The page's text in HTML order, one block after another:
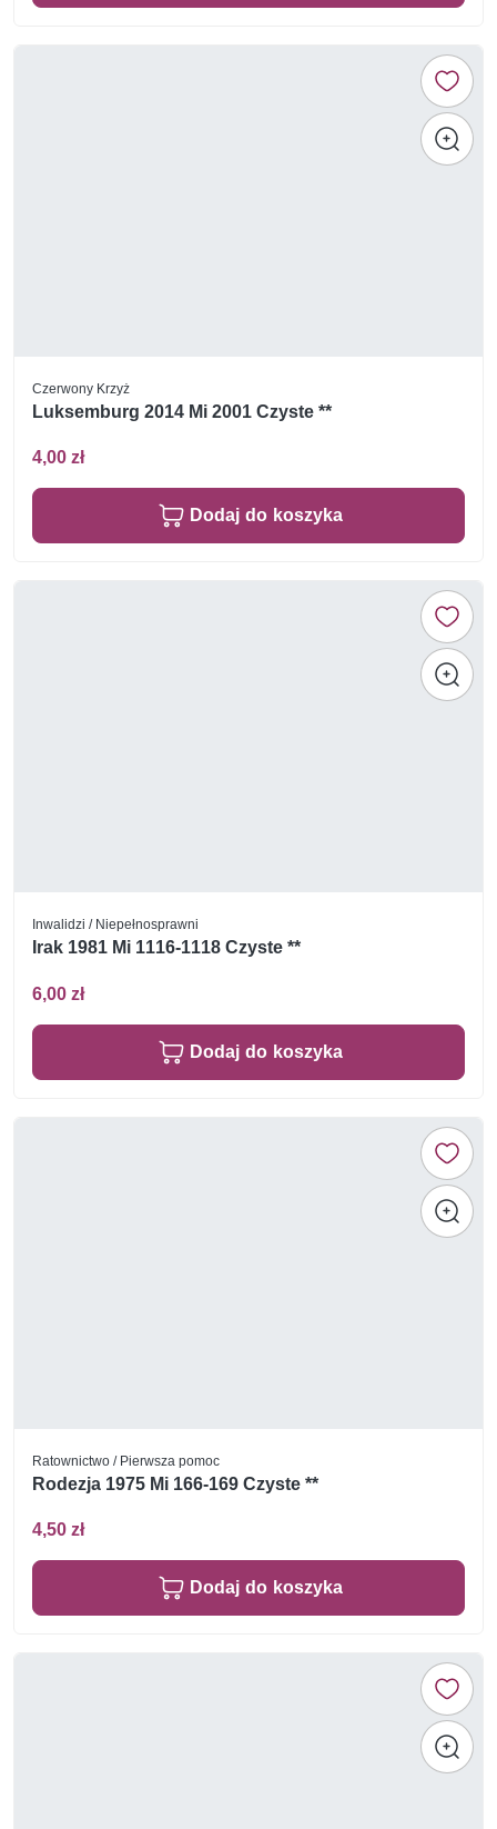
Czerwony Krzyż
Luksemburg 2014 Mi 2001 Czyste **
4,00 zł
Dodaj do koszyka
Inwalidzi / Niepełnosprawni
Irak 1981 Mi 1116-1118 Czyste **
6,00 zł
Dodaj do koszyka
Ratownictwo / Pierwsza pomoc
Rodezja 1975 Mi 166-169 Czyste **
4,50 zł
Dodaj do koszyka